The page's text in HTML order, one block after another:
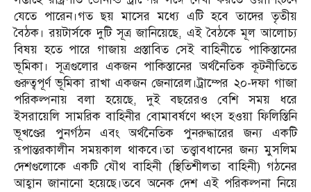
যেতে পারেন।গত ছয় মাসের মধ্যে এটি হবে তাদের তৃতীয়
বৈঠক। রয়টার্সকে দুটি সূত্র জানিয়েছে, এই বৈঠকে মূল আলোচ্য
বিষয় হতে পারে গাজায় প্রস্তাবিত সেই বাহিনীতে পাকিস্তানের
ভূমিকা। সূত্রগুলোর একজন পাকিস্তানের অর্থনৈতিক কূটনীতিতে
গুরুত্বপূর্ণ ভূমিকা রাখা একজন জেনারেল।ট্রাম্পের ২০-দফা গাজা
পরিকল্পনায় বলা হয়েছে, দুই বছরেরও বেশি সময় ধরে
ইসরায়েলি সামরিক বাহিনীর বোমাবর্ষণে ধ্বংস হওয়া ফিলিস্তিনি
ভূখণ্ডের পুনর্গঠন এবং অর্থনৈতিক পুনরুদ্ধারের জন্য একটি
রূপান্তরকালীন সময়কাল থাকবে।তা তত্ত্বাবধানের জন্য মুসলিম
দেশগুলোকে একটি যৌথ বাহিনী (স্থিতিশীলতা বাহিনী) গঠনের
আহ্বান জানানো হয়েছে।তবে অনেক দেশ এই পরিকল্পনা নিয়ে